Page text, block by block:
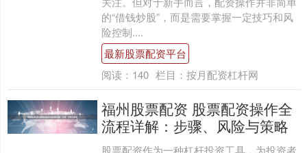
的“借钱炒股”，而是需要掌握一定技巧和风
险控制....
最新股票配资平台
阅读： 140 栏目： 按月配资杠杆网
福州股票配资 股票配资操作全
流程详解：步骤、风险与策略
股票配资作为一种杠杆投资工具，为投资者